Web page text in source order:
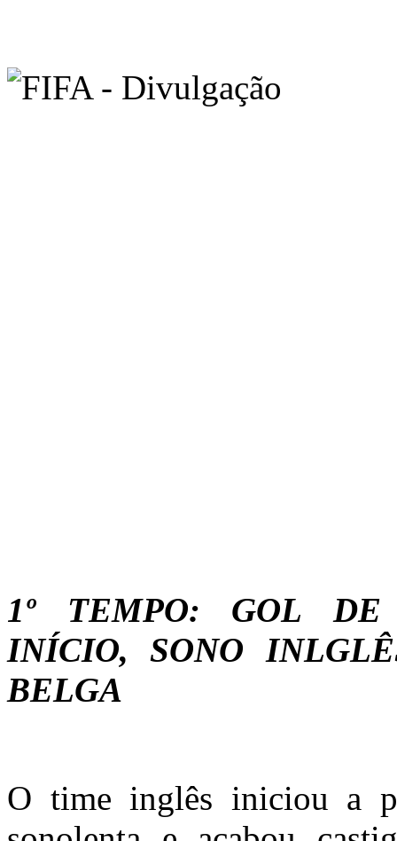
1º TEMPO: GOL
INÍCIO, SONO
BELGA
O time inglês iniciou a